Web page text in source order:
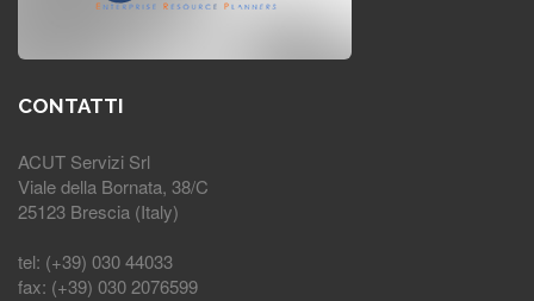
CONTATTI
ACUT Servizi Srl
Viale della Bornata, 38/C
25123 Brescia (Italy)
tel: (+39) 030 44033
fax: (+39) 030 2076599